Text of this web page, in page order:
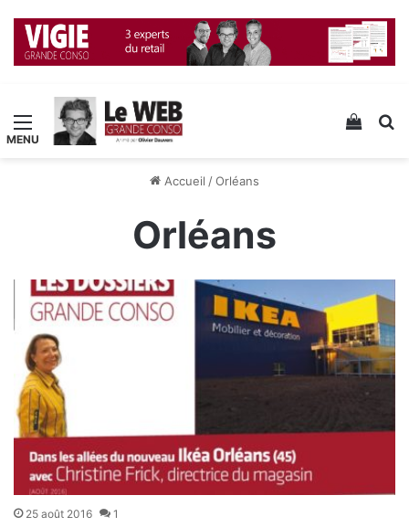
Menu Voir
Accueil /Orléans
Orléans
25 août 2016 1